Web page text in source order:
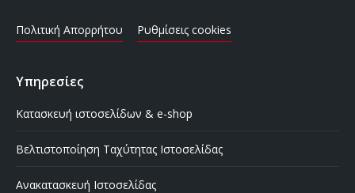
Πολιτική Απορρήτου Ρυθμίσεις cookies
Υπηρεσίες
Κατασκευή ιστοσελίδων & e-shop
Βελτιστοποίηση Ταχύτητας Ιστοσελίδας
Ανακατασκευή Ιστοσελίδας